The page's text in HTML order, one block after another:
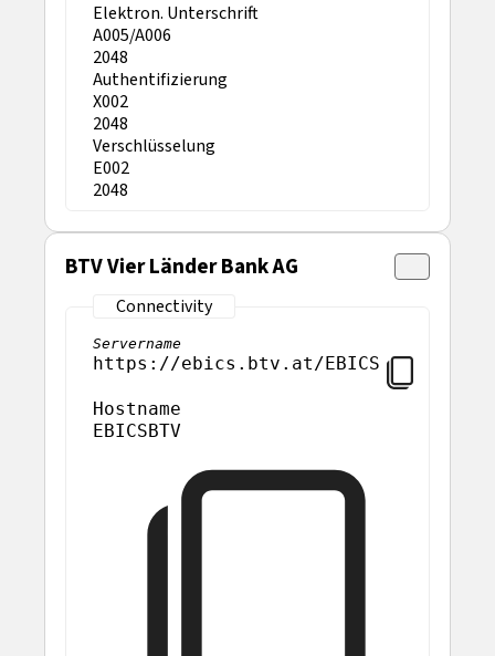
Elektron. Unterschrift
A005/A006
2048
Authentifizierung
X002
2048
Verschlüsselung
E002
2048
BTV Vier Länder Bank AG
Servername
https://ebics.btv.at/EBICS
Hostname
EBICSBTV